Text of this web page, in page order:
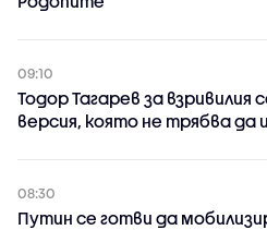
09:10
Тодор Тагарев за
версия, която не трябва да
08:30
Путин се готви да